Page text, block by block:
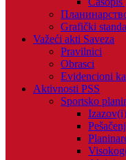
Grafički
Važeći akti Saveza
Pravilnici
Obrasci
Evidencioni
Aktivnosti PSS
Sportsko